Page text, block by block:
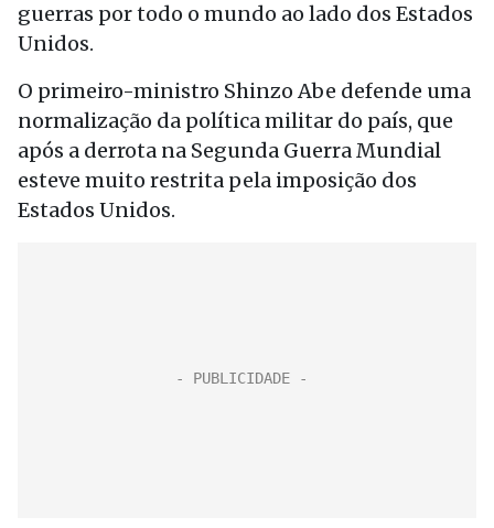
guerras por todo o mundo ao lado dos Estados
Unidos.
O primeiro-ministro Shinzo Abe defende uma
normalização da política militar do país, que
após a derrota na Segunda Guerra Mundial
esteve muito restrita pela imposição dos
Estados Unidos.